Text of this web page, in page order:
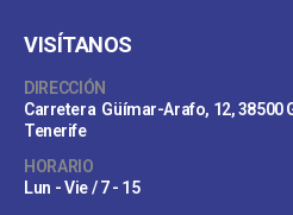
VISÍTANOS
DIRECCIÓN
Carretera Güímar-Arafo, 12, 38500
Tenerife
HORARIO
Lun - Vie / 7 - 15